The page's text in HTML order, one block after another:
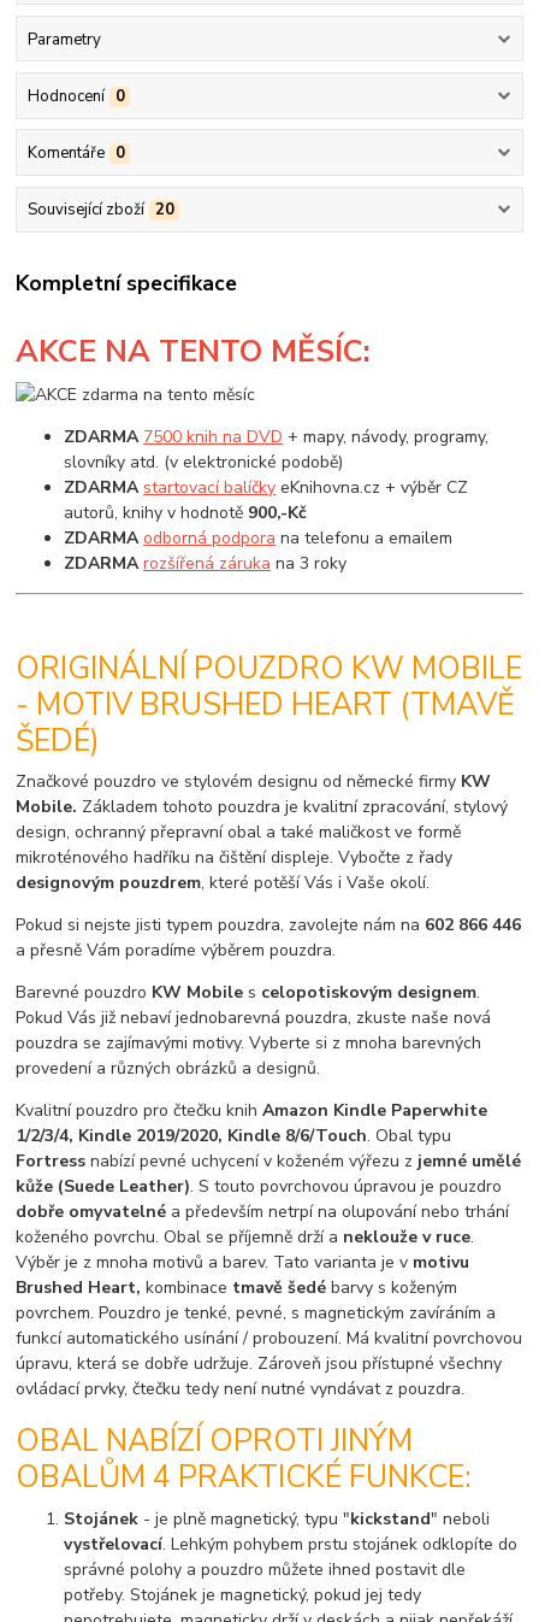
Parametry
Hodnocení 0
Komentáře 0
Související zboží 20
Kompletní specifikace
AKCE NA TENTO MĚSÍC:
ZDARMA 7500 knih na DVD + mapy, návody, programy,
slovníky atd. (v elektronické podobě)
ZDARMA startovací balíčky eKnihovna.cz + výběr CZ
autorů, knihy v hodnotě 900,-Kč
ZDARMA odborná podpora na telefonu a emailem
ZDARMA rozšířená záruka na 3 roky
ORIGINÁLNÍ POUZDRO KW MOBILE
- MOTIV BRUSHED HEART (TMAVĚ
ŠEDÉ)
Značkové pouzdro ve stylovém designu od německé firmy KW
Mobile. Základem tohoto pouzdra je kvalitní zpracování, stylový
design, ochranný přepravní obal a také maličkost ve formě
mikroténového hadříku na čištění displeje. Vybočte z řady
designovým pouzdrem, které potěší Vás i Vaše okolí.
Pokud si nejste jisti typem pouzdra, zavolejte nám na 602 866 446
a přesně Vám poradíme výběrem pouzdra.
Barevné pouzdro KW Mobile s celopotiskovým designem.
Pokud Vás již nebaví jednobarevná pouzdra, zkuste naše nová
pouzdra se zajímavými motivy. Vyberte si z mnoha barevných
provedení a různých obrázků a designů.
Kvalitní pouzdro pro čtečku knihAmazon Kindle Paperwhite
1/2/3/4, Kindle 2019/2020, Kindle 8/6/Touch. Obal typu
Fortress nabízí pevné uchycení v koženém výřezu z jemné umělé
kůže (Suede Leather). S touto povrchovou úpravou je pouzdro
dobře omyvatelné a především netrpí na olupování nebo trhání
koženého povrchu. Obal se příjemně drží a neklouže v ruce.
Výběr je z mnoha motivů a barev. Tato varianta je v motivu
Brushed Heart,kombinace tmavě šedé barvy s koženým
povrchem. Pouzdro je tenké, pevné, s magnetickým zavíráním a
funkcí automatického usínání / probouzení. Má kvalitní povrchovou
úpravu, která se dobře udržuje. Zároveň jsou přístupné všechny
ovládací prvky, čtečku tedy není nutné vyndávat z pouzdra.
OBAL NABÍZÍ OPROTI JINÝM
OBALŮM 4 PRAKTICKÉ FUNKCE:
Stojánek - je plně magnetický, typu "kickstand" neboli
vystřelovací. Lehkým pohybem prstu stojánek odklopíte do
správné polohy a pouzdro můžete ihned postavit dle
potřeby. Stojánek je magnetický, pokud jej tedy